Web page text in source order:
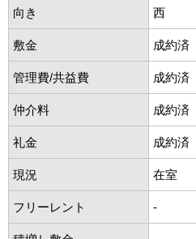
向き 西
敷金 成約済
管理費/共益費 成約済
仲介料 成約済
礼金 成約済
現況 在室
フリーレント -